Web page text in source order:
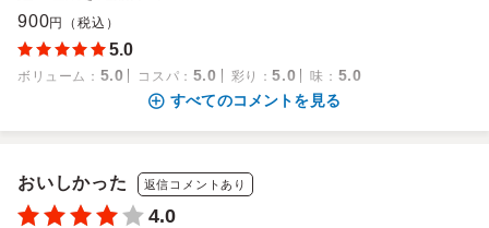
900円（税込）
5.0
ボリューム ： 5.0 コスパ ： 5.0 彩り ：5.0 味 ： 5.0
すべてのコメントを見る
おいしかった 返信コメントあり
4.0